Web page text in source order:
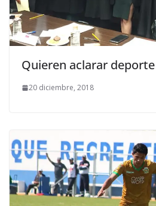
Quieren aclarar
20 diciembre, 2018